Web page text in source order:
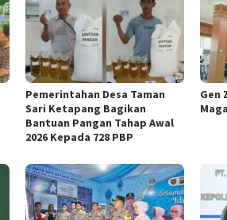
Pemerintahan Desa Taman
Sari Ketapang Bagikan
Bantuan Pangan Tahap Awal
2026 Kepada 728 PBP
Gen